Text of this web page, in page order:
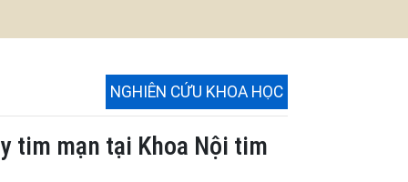
NGHIÊN CỨU KHOA HỌC
tim mạn tại Khoa Nội tim